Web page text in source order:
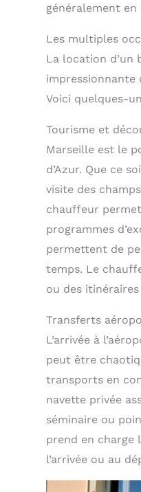
généralement
Les multiples
La location d’un
impressionnante
Voici quelques-
Tourisme et
Marseille est le
d’Azur. Que ce
visite des
chauffeur
programmes
permettent de
temps. Le
ou des
Transferts
L’arrivée à
peut être
transports en
navette privée
séminaire ou
prend en
l’arrivée ou au